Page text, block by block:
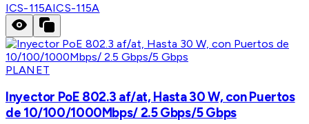
ICS-115AICS-115A
PLANET
Inyector PoE 802.3 af/at, Hasta 30 W, con Puertos
de 10/100/1000Mbps/ 2.5 Gbps/5 Gbps